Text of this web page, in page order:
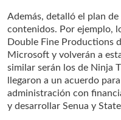
Además, detalló el plan
contenidos. Por ejemplo,
Double Fine Productions
Microsoft y volverán a
similar serán los de Ninja
llegaron a un acuerdo
administración con
y desarrollar Senua y